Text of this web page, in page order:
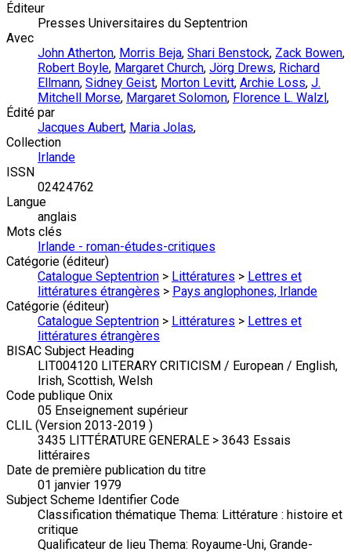
Éditeur
Presses Universitaires du Septentrion
Avec
John Atherton, Morris Beja, Shari Benstock, Zack Bowen,
Robert Boyle, Margaret Church, Jörg Drews, Richard
Ellmann, Sidney Geist, Morton Levitt, Archie Loss, J.
Mitchell Morse, Margaret Solomon, Florence L. Walzl ,
Édité par
Jacques Aubert, Maria Jolas,
Collection
Irlande
ISSN
02424762
Langue
anglais
Mots clés
Irlande - roman-études-critiques
Catégorie (éditeur)
Catalogue Septentrion > Littératures > Lettres et
littératures étrangères > Pays anglophones, Irlande
Catégorie (éditeur)
Catalogue Septentrion > Littératures > Lettres et
littératures étrangères
BISAC Subject Heading
LIT004120 LITERARY CRITICISM / European / English,
Irish, Scottish, Welsh
Code publique Onix
05 Enseignement supérieur
CLIL (Version 2013-2019 )
3435 LITTÉRATURE GENERALE > 3643 Essais
littéraires
Date de première publication du titre
01 janvier 1979
Subject Scheme Identifier Code
Classification thématique Thema: Littérature : histoire et
critique
Qualificateur de lieu Thema: Royaume-Uni, Grande-